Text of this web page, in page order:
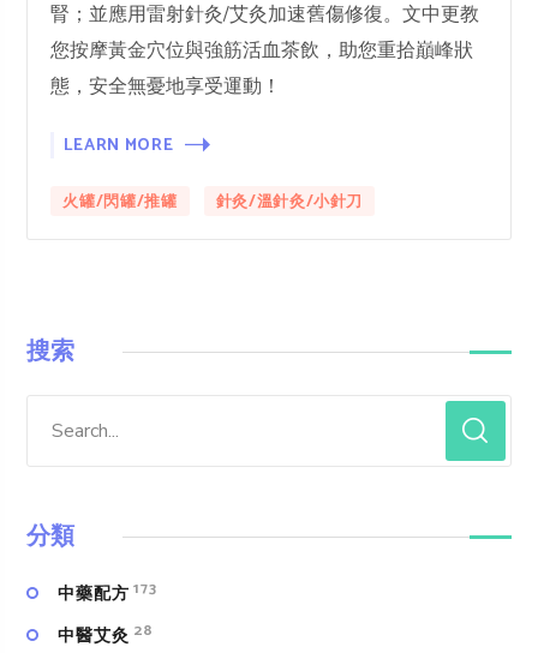
腎；並應用雷射針灸/艾灸加速舊傷修復。文中更教
您按摩黃金穴位與強筋活血茶飲，助您重拾巔峰狀
態，安全無憂地享受運動！
LEARN MORE
火罐/閃罐/推罐 針灸/溫針灸/小針刀
搜索
分類
中藥配方 173
中醫艾灸 28